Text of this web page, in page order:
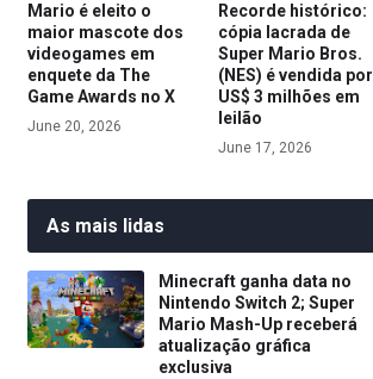
Mario é eleito o
maior mascote dos
videogames em
enquete da The
Game Awards no X
June 20, 2026
Recorde histórico:
cópia lacrada de
Super Mario Bros.
(NES) é vendida por
US$ 3 milhões em
leilão
June 17, 2026
As mais lidas
Minecraft ganha data no
Nintendo Switch 2; Super
Mario Mash-Up receberá
atualização gráfica
exclusiva